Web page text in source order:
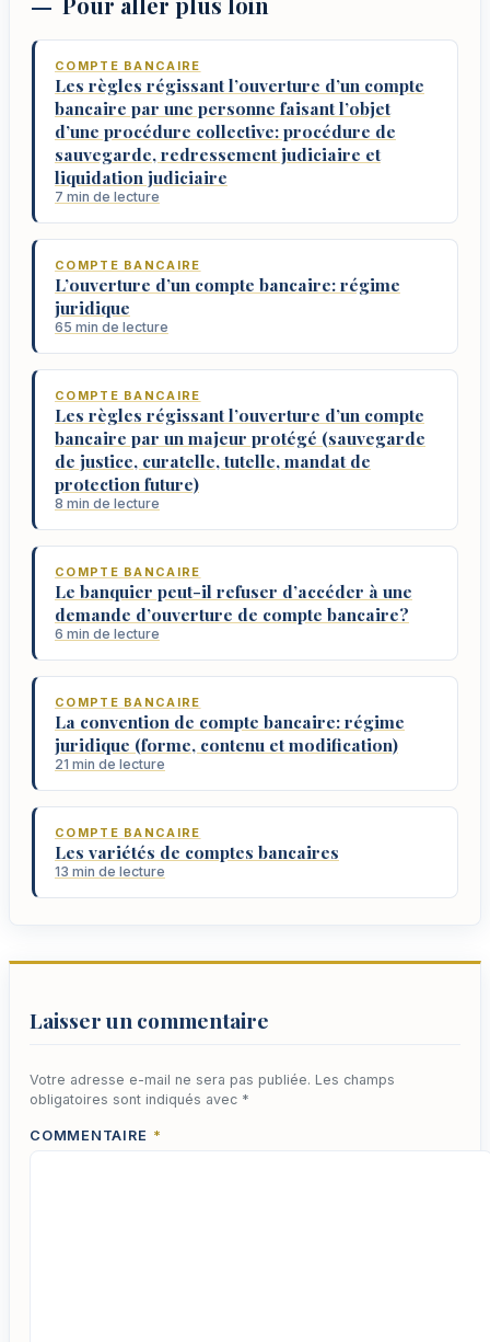
COMPTE BANCAIRE
Les règles régissant l’ouverture d’un compte
bancaire par une personne faisant l’objet
d’une procédure collective: procédure de
sauvegarde, redressement judiciaire et
liquidation judiciaire
7 min de lecture
COMPTE BANCAIRE
L’ouverture d’un compte bancaire: régime
juridique
65 min de lecture
COMPTE BANCAIRE
Les règles régissant l’ouverture d’un compte
bancaire par un majeur protégé (sauvegarde
de justice, curatelle, tutelle, mandat de
protection future)
8 min de lecture
COMPTE BANCAIRE
Le banquier peut-il refuser d’accéder à une
demande d’ouverture de compte bancaire?
6 min de lecture
COMPTE BANCAIRE
La convention de compte bancaire: régime
juridique (forme, contenu et modification)
21 min de lecture
COMPTE BANCAIRE
Les variétés de comptes bancaires
13 min de lecture
Laisser un commentaire
Votre adresse e-mail ne sera pas publiée. Les champs
obligatoires sont indiqués avec *
COMMENTAIRE *